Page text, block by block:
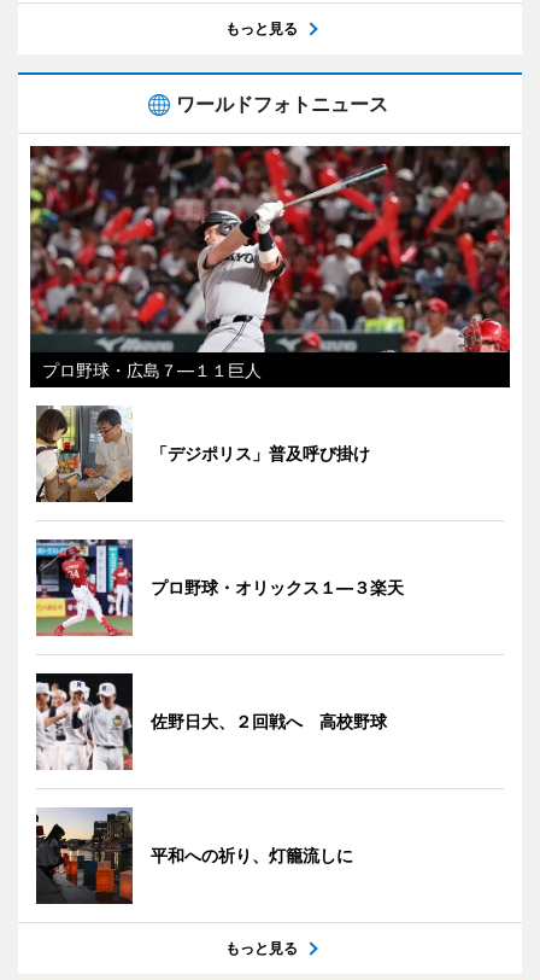
もっと見る
ワールドフォトニュース
プロ野球・広島７―１１巨人
「デジポリス」普及呼び掛け
プロ野球・オリックス１―３楽天
佐野日大、２回戦へ 高校野球
平和への祈り、灯籠流しに
もっと見る